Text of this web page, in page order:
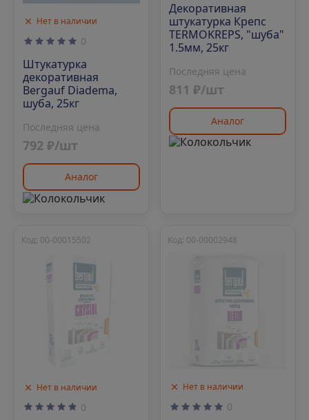
Нет в наличии
0
Штукатурка
декоративная
Bergauf Diadema,
шуба, 25кг
Последняя цена
792 ₽/шт
Аналог
Декоративная
штукатурка Крепс
TERMOKREPS, "шуба"
1.5мм, 25кг
Последняя цена
811 ₽/шт
Аналог
Нет в наличии
Код: 00-00015502
0
Нет в наличии
Код: 00-00002948
0